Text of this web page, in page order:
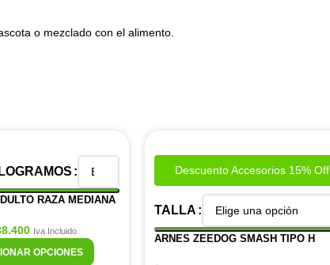
o mezclado con el alimento.
RAZA MEDIANA
Iva Incluido
OPCIONES
Descuento Accesorios 15% Off
TALLA
ARNES ZEEDOG SMASH TIPO H